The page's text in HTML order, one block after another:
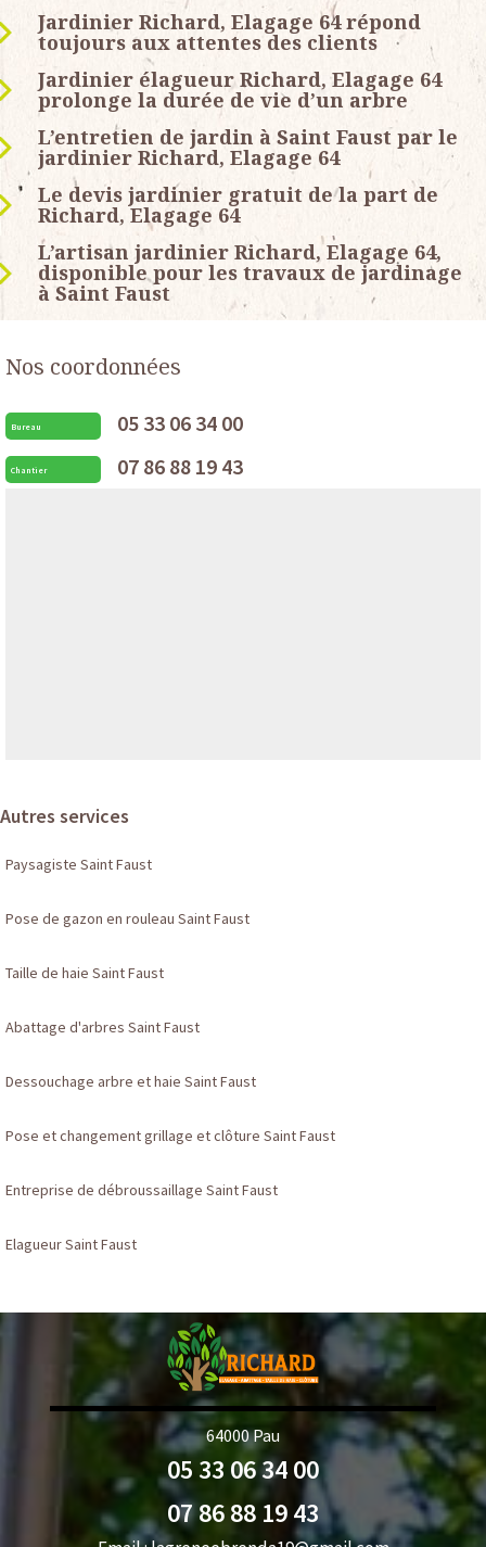
Jardinier Richard, Elagage 64 répond
toujours aux attentes des clients
Jardinier élagueur Richard, Elagage 64
prolonge la durée de vie d’un arbre
L’entretien de jardin à Saint Faust par le
jardinier Richard, Elagage 64
Le devis jardinier gratuit de la part de
Richard, Elagage 64
L’artisan jardinier Richard, Elagage 64,
disponible pour les travaux de jardinage
à Saint Faust
Nos coordonnées
Bureau 05 33 06 34 00
Chantier 07 86 88 19 43
Autres services
Paysagiste Saint Faust
Pose de gazon en rouleau Saint Faust
Taille de haie Saint Faust
Abattage d'arbres Saint Faust
Dessouchage arbre et haie Saint Faust
Pose et changement grillage et clôture Saint Faust
Entreprise de débroussaillage Saint Faust
Elagueur Saint Faust
64000 Pau
05 33 06 34 00
07 86 88 19 43